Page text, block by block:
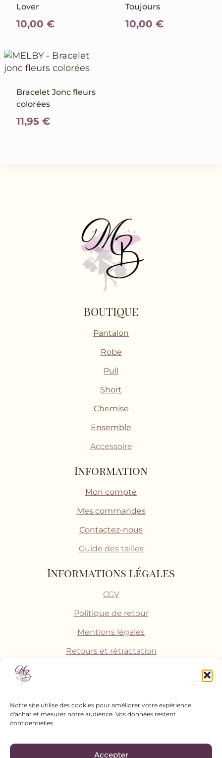
Notre site utilise des cookies pour améliorer votre expérience
d'achat et mesurer notre audience. Vos données restent
confidentielles.
Accepter
Lover
10,00 €
Toujours
10,00 €
Bracelet Jonc fleurs
colorées
11,95 €
BOUTIQUE
Pantalon
Robe
Pull
Short
Chemise
Ensemble
Accessoire
Information
Mon compte
Mes commandes
Contactez-nous
Guide des tailles
Informations légales
CGV
Politique de retour
Mentions légales
Retours et rétractation